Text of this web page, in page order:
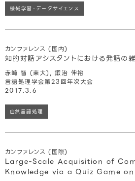
機械学習・データサイエンス
カンファレンス (国内)
知的対話アシスタントにおける発話の
赤崎 智 (東大), 鍜治 伸裕
言語処理学会第23回年次大会
2017.3.6
自然言語処理
カンファレンス (国際)
Large-Scale Acquisition of
Knowledge via a Quiz Game